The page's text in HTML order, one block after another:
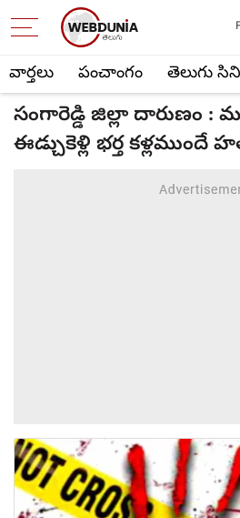
వార్తలు పంచాంగం తెలుగు
సంగారెడ్డి జిల్లా దారుణం :
ఈడ్చుకెళ్లి భర్త కళ్లముందే